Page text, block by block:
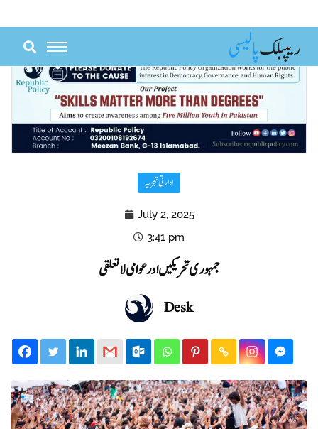
content
ادارتی تجزیہ
July 2, 2025
3:41 pm
‏جمہوری تحریکیں اور عوامی لاتعلقی
Desk